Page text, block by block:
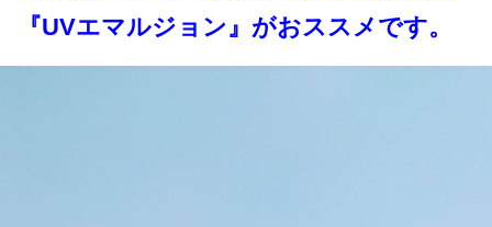
『UVエマルジョン』がおススメです。